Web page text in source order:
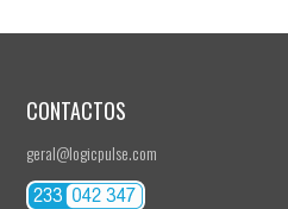
CONTACTOS
geral@logicpulse.com